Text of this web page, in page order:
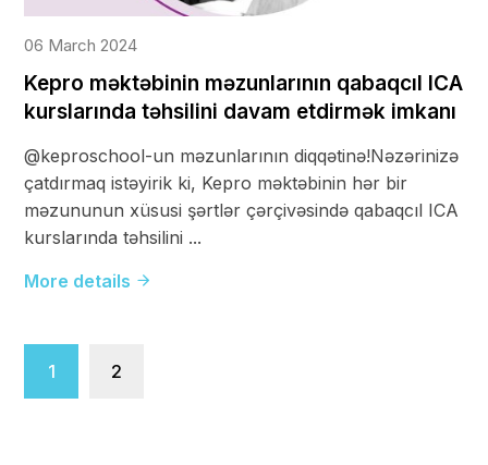
06 March 2024
Kepro məktəbinin məzunlarının qabaqcıl ICA
kurslarında təhsilini davam etdirmək imkanı
@keproschool-un məzunlarının diqqətinə!Nəzərinizə
çatdırmaq istəyirik ki, Kepro məktəbinin hər bir
məzununun xüsusi şərtlər çərçivəsində qabaqcıl ICA
kurslarında təhsilini ...
More details
1 2